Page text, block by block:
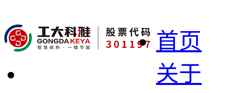
首页
关于